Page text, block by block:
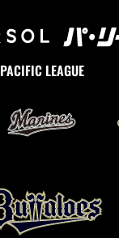
PACIFIC LEAGUE